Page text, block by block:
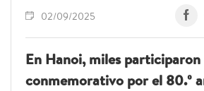
02/09/2025
En Hanoi, miles participaron
conmemorativo por el 80.º